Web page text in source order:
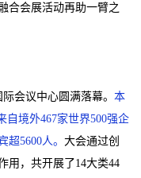
合会展活动再助一臂之
会议中心圆满落幕。 本
自境外467家世界500强企
5600人。 大会通过创
用，共开展了14大类44